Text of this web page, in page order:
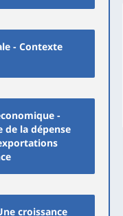
- Contexte
-
de la dépense
croissance